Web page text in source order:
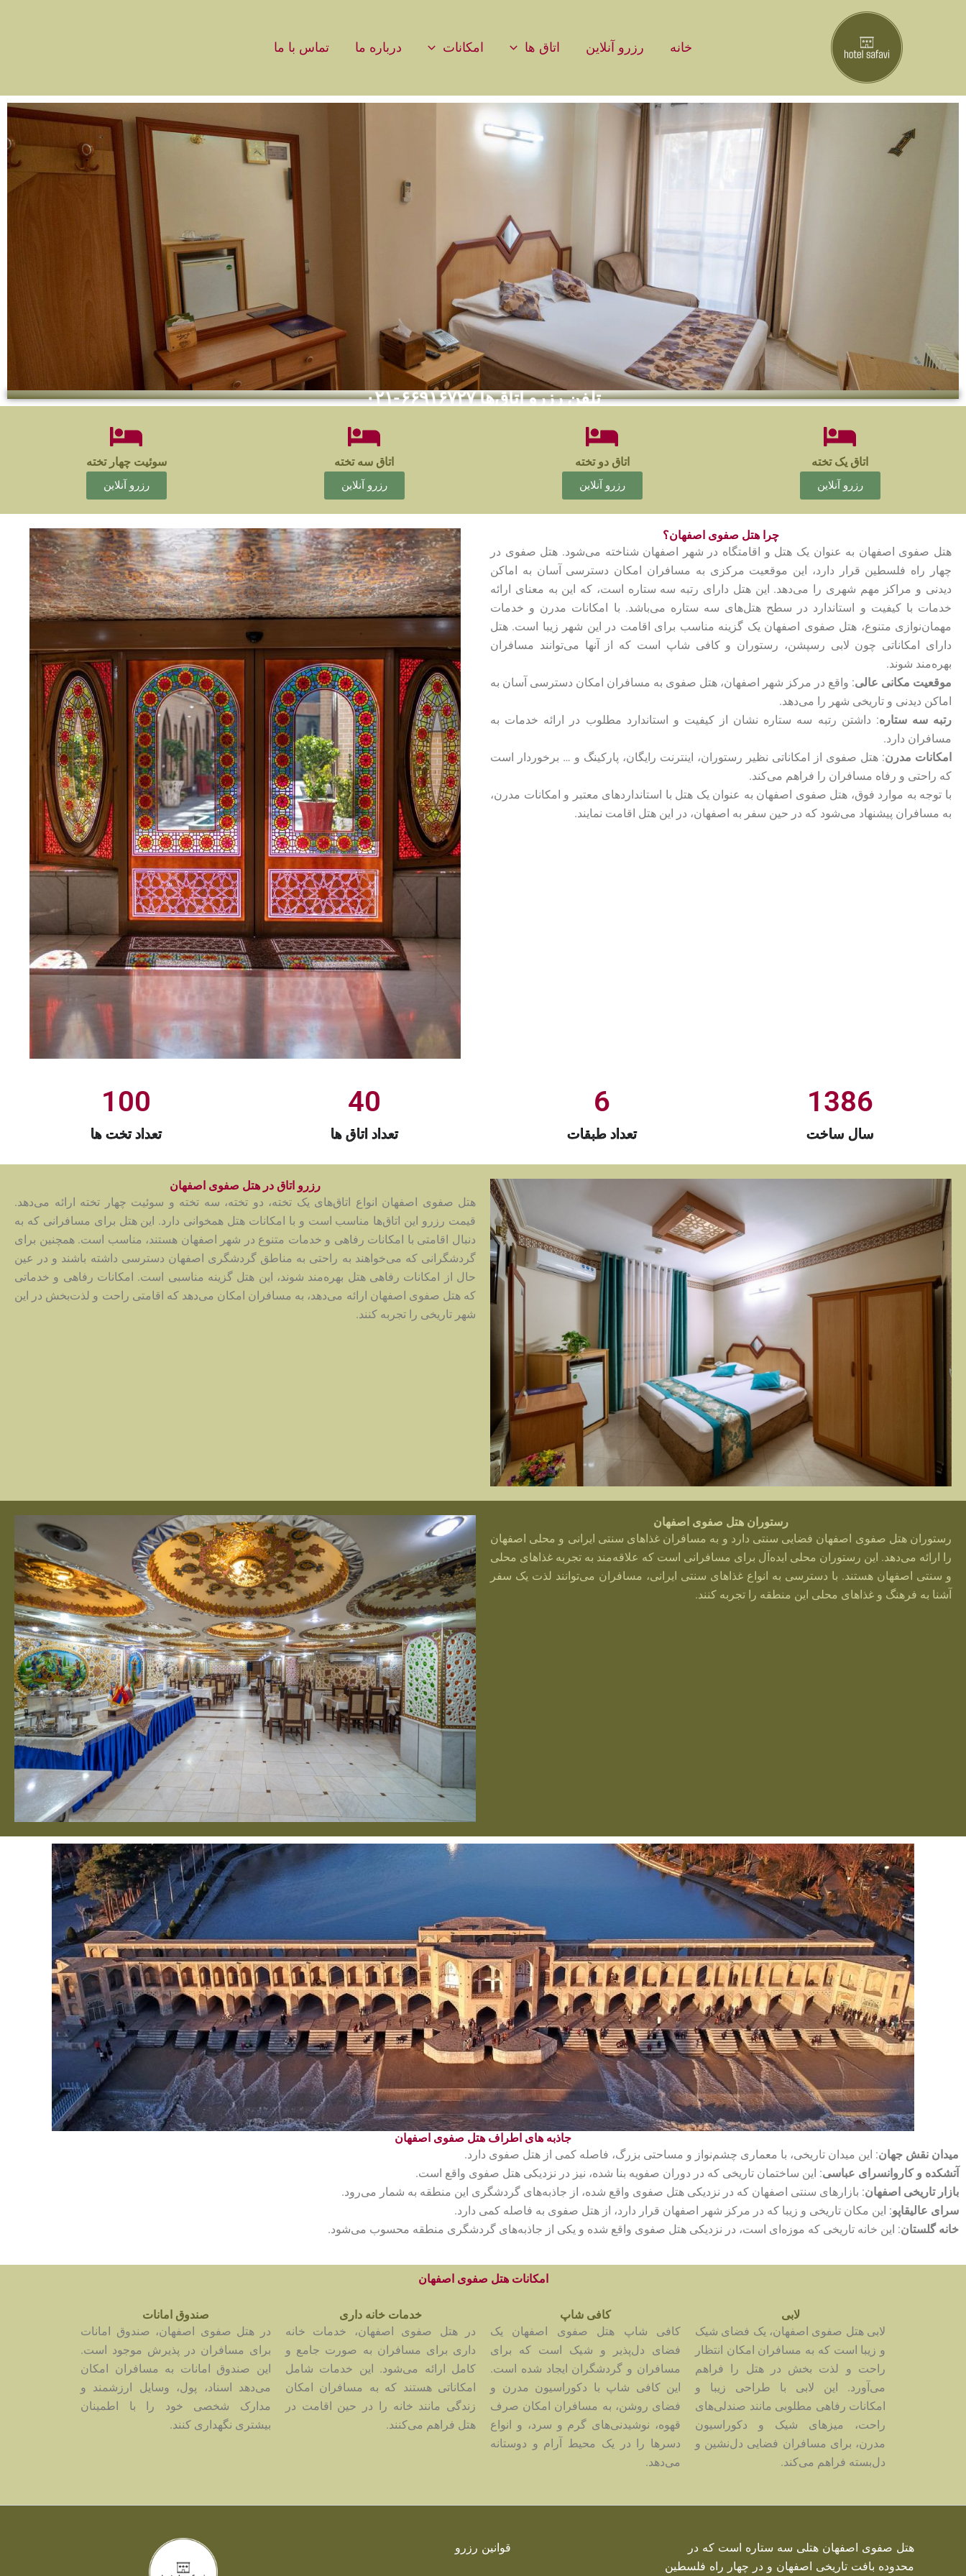
خانه رزرو آنلاین اتاق ها امکانات درباره ما تماس با ما
هتل صفوی
اصفهان
رزرو انلاین
تلفن رزرو اتاق‌ها ۶۶۹۱۶۷۲۷-۰۲۱
اتاق یک تخته
رزرو آنلاین
اتاق دو تخته
رزرو آنلاین
اتاق سه تخته
رزرو آنلاین
سوئیت چهار تخته
رزرو آنلاین
چرا هتل صفوی اصفهان؟
هتل صفوی اصفهان به عنوان یک هتل و اقامتگاه در شهر اصفهان شناخته می‌شود. هتل صفوی در
چهار راه فلسطین قرار دارد، این موقعیت مرکزی به مسافران امکان دسترسی آسان به اماکن
دیدنی و مراکز مهم شهری را می‌دهد. این هتل دارای رتبه سه ستاره است، که این به معنای ارائه
خدمات با کیفیت و استاندارد در سطح هتل‌های سه ستاره می‌باشد. با امکانات مدرن و خدمات
مهمان‌نوازی متنوع، هتل صفوی اصفهان یک گزینه مناسب برای اقامت در این شهر زیبا است. هتل
دارای امکاناتی چون لابی رسپشن، رستوران و کافی شاپ است که از آنها می‌توانند مسافران
بهره‌مند شوند.
موقعیت مکانی عالی: واقع در مرکز شهر اصفهان، هتل صفوی به مسافران امکان دسترسی آسان به
اماکن دیدنی و تاریخی شهر را می‌دهد.
رتبه سه ستاره: داشتن رتبه سه ستاره نشان از کیفیت و استاندارد مطلوب در ارائه خدمات به
مسافران دارد.
امکانات مدرن: هتل صفوی از امکاناتی نظیر رستوران، اینترنت رایگان، پارکینگ و … برخوردار است
که راحتی و رفاه مسافران را فراهم می‌کند.
با توجه به موارد فوق، هتل صفوی اصفهان به عنوان یک هتل با استانداردهای معتبر و امکانات مدرن،
به مسافران پیشنهاد می‌شود که در حین سفر به اصفهان، در این هتل اقامت نمایند.
سال ساخت
1386
تعداد طبقات
6
تعداد اتاق ها
40
تعداد تخت ها
100
رزرو اتاق در هتل صفوی اصفهان
هتل صفوی اصفهان انواع اتاق‌های یک تخته، دو تخته، سه تخته و سوئیت چهار تخته ارائه می‌دهد.
قیمت رزرو این اتاق‌ها مناسب است و با امکانات هتل همخوانی دارد. این هتل برای مسافرانی که به
دنبال اقامتی با امکانات رفاهی و خدمات متنوع در شهر اصفهان هستند، مناسب است. همچنین برای
گردشگرانی که می‌خواهند به راحتی به مناطق گردشگری اصفهان دسترسی داشته باشند و در عین
حال از امکانات رفاهی هتل بهره‌مند شوند، این هتل گزینه مناسبی است. امکانات رفاهی و خدماتی
که هتل صفوی اصفهان ارائه می‌دهد، به مسافران امکان می‌دهد که اقامتی راحت و لذت‌بخش در این
شهر تاریخی را تجربه کنند.
رستوران هتل صفوی اصفهان
رستوران هتل صفوی اصفهان فضایی سنتی دارد و به مسافران غذاهای سنتی ایرانی و محلی اصفهان
را ارائه می‌دهد. این رستوران محلی ایده‌آل برای مسافرانی است که علاقه‌مند به تجربه غذاهای محلی
و سنتی اصفهان هستند. با دسترسی به انواع غذاهای سنتی ایرانی، مسافران می‌توانند لذت یک سفر
آشنا به فرهنگ و غذاهای محلی این منطقه را تجربه کنند.
جاذبه های اطراف هتل صفوی اصفهان
میدان نقش جهان: این میدان تاریخی، با معماری چشم‌نواز و مساحتی بزرگ، فاصله کمی از هتل صفوی دارد.
آتشکده و کاروانسرای عباسی: این ساختمان تاریخی که در دوران صفویه بنا شده، نیز در نزدیکی هتل صفوی واقع است.
بازار تاریخی اصفهان: بازارهای سنتی اصفهان که در نزدیکی هتل صفوی واقع شده، از جاذبه‌های گردشگری این منطقه به شمار می‌رود.
سرای عالیقاپو: این مکان تاریخی و زیبا که در مرکز شهر اصفهان قرار دارد، از هتل صفوی به فاصله کمی دارد.
خانه گلستان: این خانه تاریخی که موزه‌ای است، در نزدیکی هتل صفوی واقع شده و یکی از جاذبه‌های گردشگری منطقه محسوب می‌شود.
امکانات هتل صفوی اصفهان
لابی
لابی هتل صفوی اصفهان، یک فضای شیک
و زیبا است که به مسافران امکان انتظار
راحت و لذت بخش در هتل را فراهم
می‌آورد. این لابی با طراحی زیبا و
امکانات رفاهی مطلوبی مانند صندلی‌های
راحت، میزهای شیک و دکوراسیون
مدرن، برای مسافران فضایی دل‌نشین و
دل‌بسته فراهم می‌کند.
کافی شاپ
کافی شاپ هتل صفوی اصفهان یک
فضای دل‌پذیر و شیک است که برای
مسافران و گردشگران ایجاد شده است.
این کافی شاپ با دکوراسیون مدرن و
فضای روشن، به مسافران امکان صرف
قهوه، نوشیدنی‌های گرم و سرد، و انواع
دسرها را در یک محیط آرام و دوستانه
می‌دهد.
خدمات خانه داری
در هتل صفوی اصفهان، خدمات خانه
داری برای مسافران به صورت جامع و
کامل ارائه می‌شود. این خدمات شامل
امکاناتی هستند که به مسافران امکان
زندگی مانند خانه را در حین اقامت در
هتل فراهم می‌کنند.
صندوق امانات
در هتل صفوی اصفهان، صندوق امانات
برای مسافران در پذیرش موجود است.
این صندوق امانات به مسافران امکان
می‌دهد اسناد، پول، وسایل ارزشمند و
مدارک شخصی خود را با اطمینان
بیشتری نگهداری کنند.
هتل صفوی اصفهان هتلی سه ستاره است که در
محدوده بافت تاریخی اصفهان و در چهار راه فلسطین
قوانین رزرو